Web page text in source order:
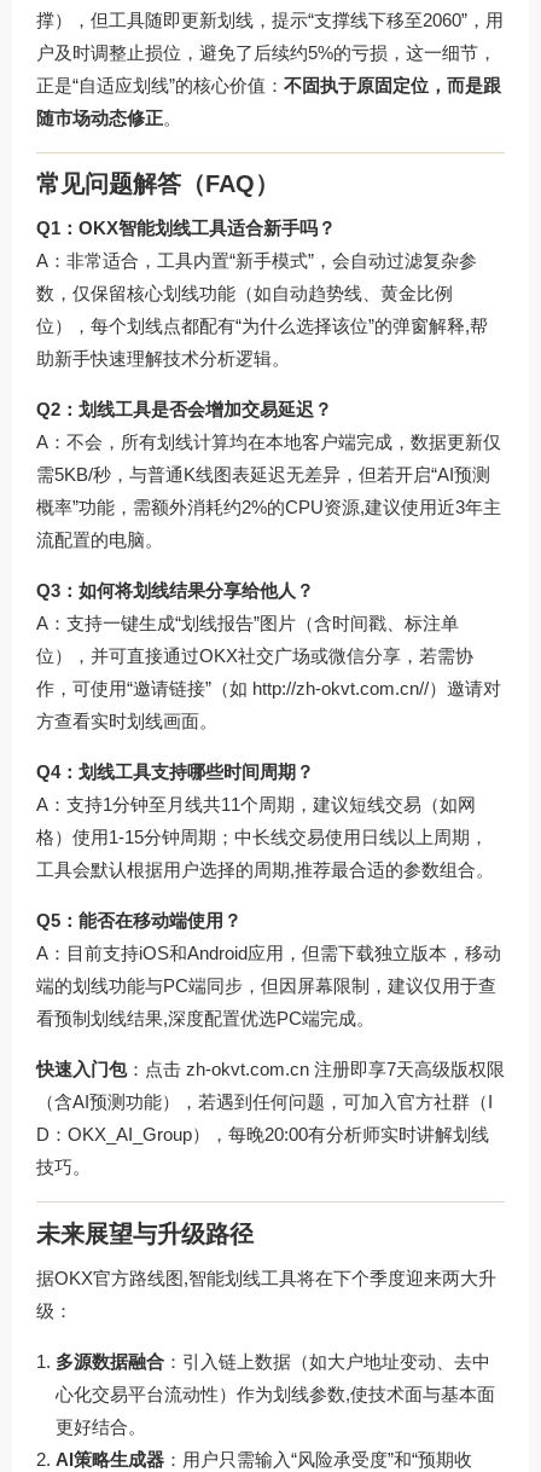
撑），但工具随即更新划线，提示“支撑线下移至2060”，用
户及时调整止损位，避免了后续约5%的亏损，这一细节，
正是“自适应划线”的核心价值： 不固执于原固定位，而是跟
随市场动态修正。
常见问题解答（FAQ）
Q1：OKX智能划线工具适合新手吗？
A：非常适合，工具内置“新手模式”，会自动过滤复杂参
数，仅保留核心划线功能（如自动趋势线、黄金比例
位），每个划线点都配有“为什么选择该位”的弹窗解释,帮
助新手快速理解技术分析逻辑。
Q2：划线工具是否会增加交易延迟？
A：不会，所有划线计算均在本地客户端完成，数据更新仅
需5KB/秒，与普通K线图表延迟无差异，但若开启“AI预测
概率”功能，需额外消耗约2%的CPU资源,建议使用近3年主
流配置的电脑。
Q3：如何将划线结果分享给他人？
A：支持一键生成“划线报告”图片（含时间戳、标注单
位），并可直接通过OKX社交广场或微信分享，若需协
作，可使用“邀请链接”（如 http://zh-okvt.com.cn//）邀请对
方查看实时划线画面。
Q4：划线工具支持哪些时间周期？
A：支持1分钟至月线共11个周期，建议短线交易（如网
格）使用1-15分钟周期；中长线交易使用日线以上周期，
工具会默认根据用户选择的周期,推荐最合适的参数组合。
Q5：能否在移动端使用？
A：目前支持iOS和Android应用，但需下载独立版本，移动
端的划线功能与PC端同步，但因屏幕限制，建议仅用于查
看预制划线结果,深度配置优选PC端完成。
快速入门包：点击 zh-okvt.com.cn 注册即享7天高级版权限
（含AI预测功能），若遇到任何问题，可加入官方社群（I
D：OKX_AI_Group），每晚20:00有分析师实时讲解划线
技巧。
未来展望与升级路径
据OKX官方路线图,智能划线工具将在下个季度迎来两大升
级：
多源数据融合 ：引入链上数据（如大户地址变动、去中
心化交易平台流动性）作为划线参数,使技术面与基本面
更好结合。
AI策略生成器 ：用户只需输入“风险承受度”和“预期收